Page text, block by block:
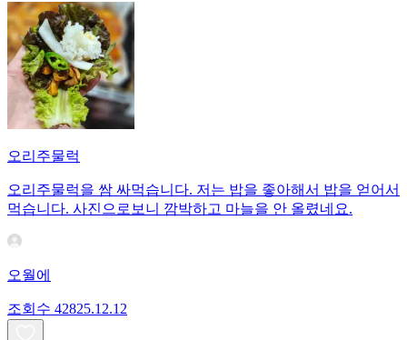
오리주물럭
오리주물럭을 쌈 싸먹습니다. 저는 밥을 좋아해서 밥을 얻어서
먹습니다. 사진으로보니 깜박하고 마늘을 안 올렸네요.
오월에
조회수 42825.12.12